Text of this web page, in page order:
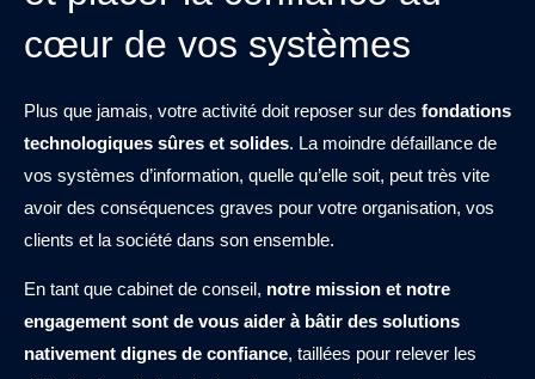
cœur de vos systèmes
Plus que jamais, votre activité doit reposer sur des fondations
technologiques sûres et solides. La moindre défaillance de
vos systèmes d’information, quelle qu’elle soit, peut très vite
avoir des conséquences graves pour votre organisation, vos
clients et la société dans son ensemble.
En tant que cabinet de conseil, notre mission et notre
engagement sont de vous aider à bâtir des solutions
nativement dignes de confiance, taillées pour relever les